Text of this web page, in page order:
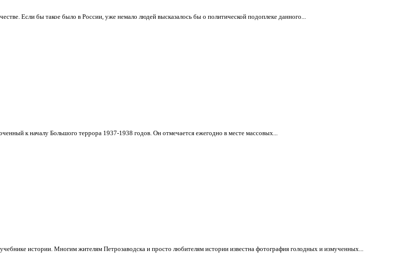
Если бы такое было в России, уже немало людей высказалось бы о политической подоплеке данного...
к началу Большого террора 1937-1938 годов. Он отмечается ежегодно в месте массовых...
истории. Многим жителям Петрозаводска и просто любителям истории известна фотография голодных и измученных...